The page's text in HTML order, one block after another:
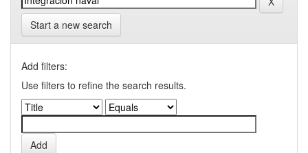
Start a new search
Add filters:
Use filters to refine the search results.